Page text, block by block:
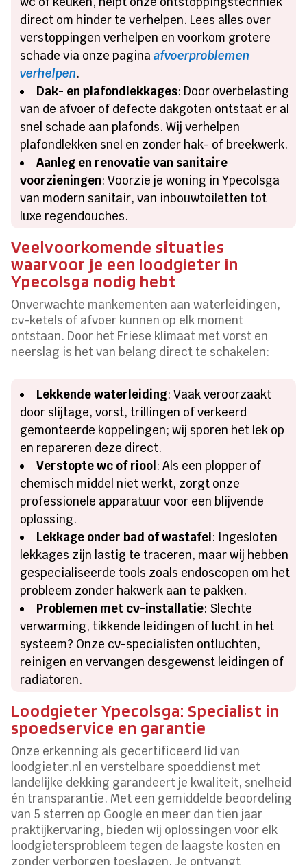
direct om hinder te verhelpen. Lees alles over
verstoppingen verhelpen en voorkom grotere
schade via onze paginaafvoerproblemen
verhelpen.
Dak- en plafondlekkages: Door overbelasting
van de afvoer of defecte dakgoten ontstaat er al
snel schade aan plafonds. Wij verhelpen
plafondlekken snel en zonder hak- of breekwerk.
Aanleg en renovatie van sanitaire
voorzieningen: Voorzie je woning in Ypecolsga
van modern sanitair, van inbouwtoiletten tot
luxe regendouches.
Veelvoorkomende situaties
waarvoor je een loodgieter in
Ypecolsga nodig hebt
Onverwachte mankementen aan waterleidingen,
cv-ketels of afvoer kunnen op elk moment
ontstaan. Door het Friese klimaat met vorst en
neerslag is het van belang direct te schakelen:
Lekkende waterleiding: Vaak veroorzaakt
door slijtage, vorst, trillingen of verkeerd
gemonteerde koppelingen; wij sporen het lek op
en repareren deze direct.
Verstopte wc of riool : Als een plopper of
chemisch middel niet werkt, zorgt onze
professionele apparatuur voor een blijvende
oplossing.
Lekkage onder bad of wastafel : Ingesloten
lekkages zijn lastig te traceren, maar wij hebben
gespecialiseerde tools zoals endoscopen om het
probleem zonder hakwerk aan te pakken.
Problemen met cv-installatie: Slechte
verwarming, tikkende leidingen of lucht in het
systeem? Onze cv-specialisten ontluchten,
reinigen en vervangen desgewenst leidingen of
radiatoren.
Loodgieter Ypecolsga: Specialist in
spoedservice en garantie
Onze erkenning als gecertificeerd lid van
loodgieter.nl en verstelbare spoeddienst met
landelijke dekking garandeert je kwaliteit, snelheid
én transparantie. Met een gemiddelde beoordeling
van 5 sterren op Google en meer dan tien jaar
praktijkervaring, bieden wij oplossingen voor elk
loodgietersprobleem tegen de laagste kosten en
zonder verborgen toeslagen. Je ontvangt